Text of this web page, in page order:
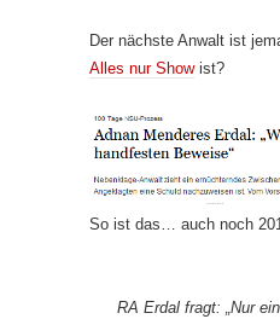
Der nächste Anwalt ist
Alles nur Showist?
So ist das… auch noch
RA Erdal fragt: „Nur